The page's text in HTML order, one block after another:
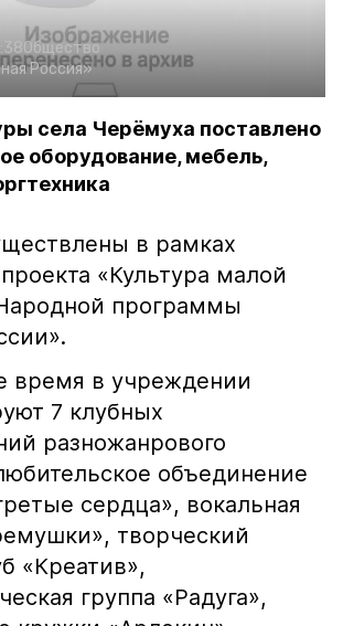
Общество
Россия»
села Черёмуха поставлено
оборудование, мебель,
в рамках
«Культура малой
программы
время в учреждении
7 клубных
разножанрового
объединение
сердца», вокальная
творческий
«Креатив»,
группа «Радуга»,